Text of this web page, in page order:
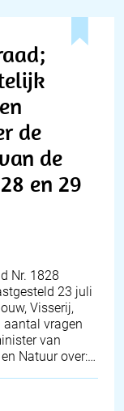
de
de
en 29
Nr. 1828
23 juli
Visserij,
aantal vragen
van
Natuur over:…